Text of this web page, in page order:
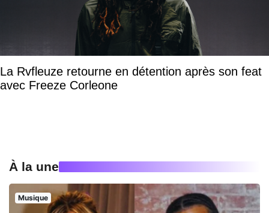
La Rvfleuze retourne en détention après son feat
avec Freeze Corleone
À la une
Musique